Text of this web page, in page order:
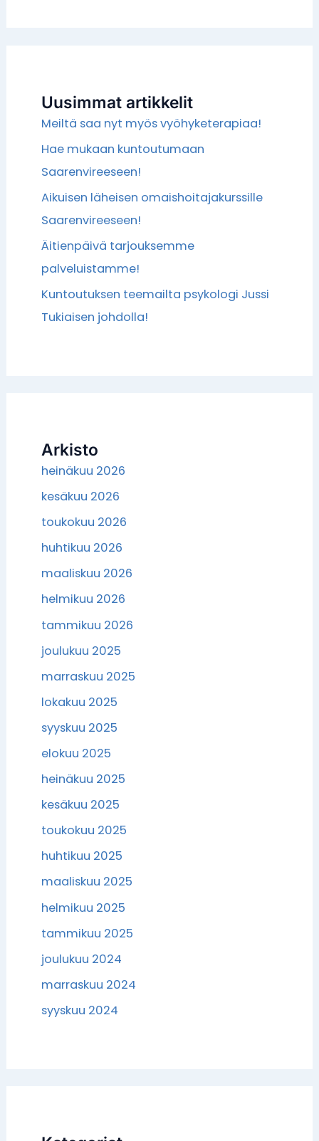
Uusimmat artikkelit
Meiltä saa nyt myös vyöhyketerapiaa!
Hae mukaan kuntoutumaan
Saarenvireeseen!
Aikuisen läheisen omaishoitajakurssille
Saarenvireeseen!
Äitienpäivä tarjouksemme
palveluistamme!
Kuntoutuksen teemailta psykologi Jussi
Tukiaisen johdolla!
Arkisto
heinäkuu 2026
kesäkuu 2026
toukokuu 2026
huhtikuu 2026
maaliskuu 2026
helmikuu 2026
tammikuu 2026
joulukuu 2025
marraskuu 2025
lokakuu 2025
syyskuu 2025
elokuu 2025
heinäkuu 2025
kesäkuu 2025
toukokuu 2025
huhtikuu 2025
maaliskuu 2025
helmikuu 2025
tammikuu 2025
joulukuu 2024
marraskuu 2024
syyskuu 2024